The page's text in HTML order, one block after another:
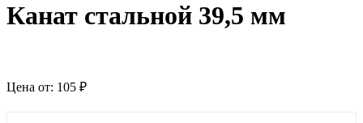
Канат стальной 39,5 мм
Цена от: 105 ₽